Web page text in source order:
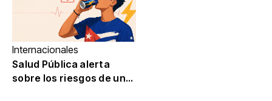
Internacionales
Salud Pública alerta
sobre los riesgos de una